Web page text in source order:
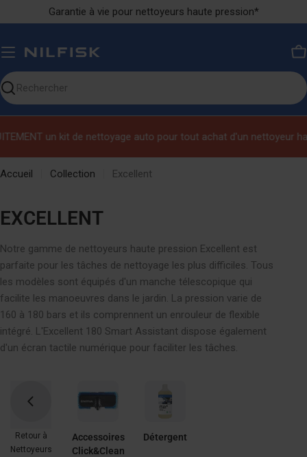
le
Garantie à vie pour nettoyeurs haute pression*
Chercher
un kit de nettoyage auto pour tout achat d'un nettoyeur
Accueil Collection Excellent
C
O
L
L
E
C
T
EXCELLENT
Notre gamme de nettoyeurs haute pression Excellent est
parfaite pour les tâches de nettoyage les plus difficiles. Tous
les modèles sont équipés d'un manche télescopique qui
facilite les manoeuvres dans le jardin. La pression varie de
160 à 180 bars et ils comprennent un enrouleur de flexible
intégré. L'Excellent 180 Smart Assistant dispose également
d'un écran tactile numérique pour faciliter les tâches.
Retour à
Nettoyeurs
Accessoires
Click&Clean
Détergent